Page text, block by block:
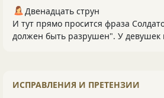
Двенадцать струн
И тут прямо просится фраза
должен быть разрушен". У девушек
ИСПРАВЛЕНИЯ И ПРЕТЕНЗИИ